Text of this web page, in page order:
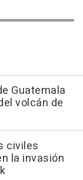
Guatemala
volcán de
civiles
la invasión